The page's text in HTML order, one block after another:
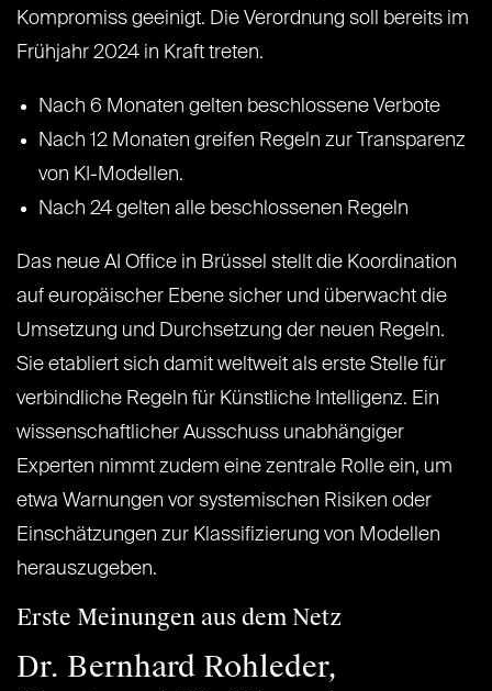
Kompromiss geeinigt. Die Verordnung soll bereits im
Frühjahr 2024 in Kraft treten.
Nach 6 Monaten gelten beschlossene Verbote
Nach 12 Monaten greifen Regeln zur Transparenz
von KI-Modellen.
Nach 24 gelten alle beschlossenen Regeln
Das neue AI Office in Brüssel stellt die Koordination
auf europäischer Ebene sicher und überwacht die
Umsetzung und Durchsetzung der neuen Regeln.
Sie etabliert sich damit weltweit als erste Stelle für
verbindliche Regeln für Künstliche Intelligenz. Ein
wissenschaftlicher Ausschuss unabhängiger
Experten nimmt zudem eine zentrale Rolle ein, um
etwa Warnungen vor systemischen Risiken oder
Einschätzungen zur Klassifizierung von Modellen
herauszugeben.
Erste Meinungen aus dem Netz
Dr. Bernhard Rohleder,